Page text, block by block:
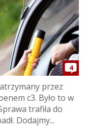
4
przez
c3. Było to w
trafiła do
Dodajmy...